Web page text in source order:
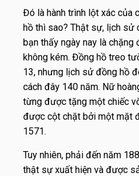
Đó là hành trình lột xác của
hồ thì sao? Thật sự, lịch sử
bạn thấy ngày nay là
không kém. Đồng hồ treo
13, nhưng lịch sử đồng hồ
cách đây 140 năm. Nữ
từng được tặng một chiếc
được cột chặt bởi một mặt
1571.
Tuy nhiên, phải đến năm
thật sự xuất hiện và được